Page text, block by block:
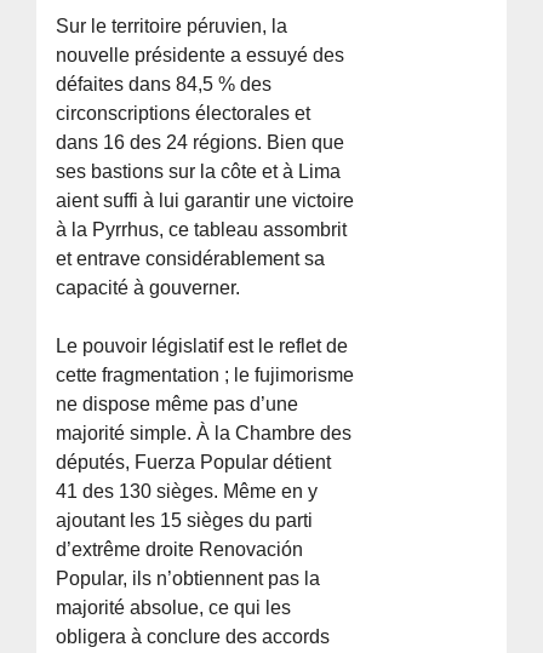
Sur le territoire péruvien, la
nouvelle présidente a essuyé des
défaites dans 84,5 % des
circonscriptions électorales et
dans 16 des 24 régions. Bien que
ses bastions sur la côte et à Lima
aient suffi à lui garantir une victoire
à la Pyrrhus, ce tableau assombrit
et entrave considérablement sa
capacité à gouverner.
Le pouvoir législatif est le reflet de
cette fragmentation ; le fujimorisme
ne dispose même pas d’une
majorité simple. À la Chambre des
députés, Fuerza Popular détient
41 des 130 sièges. Même en y
ajoutant les 15 sièges du parti
d’extrême droite Renovación
Popular, ils n’obtiennent pas la
majorité absolue, ce qui les
obligera à conclure des accords